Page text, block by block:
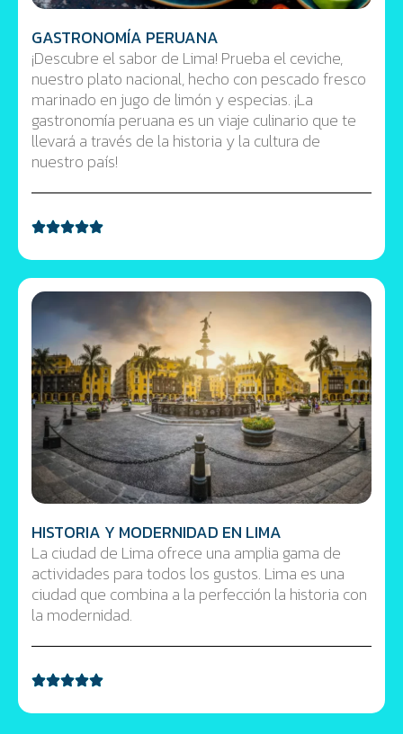
GASTRONOMÍA PERUANA
¡Descubre el sabor de Lima! Prueba el ceviche,
nuestro plato nacional, hecho con pescado fresco
marinado en jugo de limón y especias. ¡La
gastronomía peruana es un viaje culinario que te
llevará a través de la historia y la cultura de
nuestro país!
HISTORIA Y MODERNIDAD EN LIMA
La ciudad de Lima ofrece una amplia gama de
actividades para todos los gustos. Lima es una
ciudad que combina a la perfección la historia con
la modernidad.